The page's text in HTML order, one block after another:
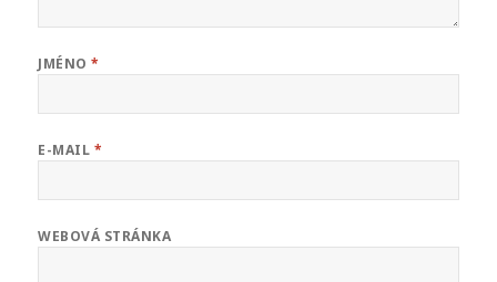
JMÉNO*
E-MAIL *
WEBOVÁ STRÁNKA